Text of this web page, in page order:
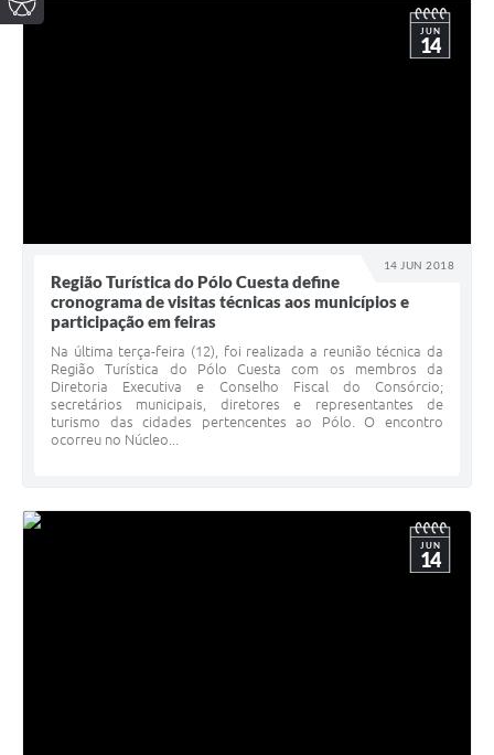
14 JUN 2018
JUN
14
Região Turística do Pólo Cuesta define
cronograma de visitas técnicas aos municípios e
participação em feiras
Na última terça-feira (12), foi realizada a reunião técnica da
Região Turística do Pólo Cuesta com os membros da
Diretoria Executiva e Conselho Fiscal do Consórcio;
secretários municipais, diretores e representantes de
turismo das cidades pertencentes ao Pólo. O encontro
ocorreu no Núcleo...
JUN
14